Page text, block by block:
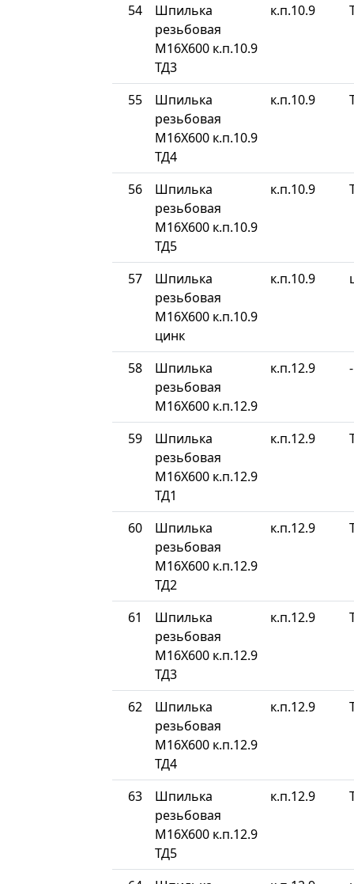
54
Шпилька
резьбовая
М16Х600 к.п.10.9
ТД3
к.п.10.9
55
Шпилька
резьбовая
М16Х600 к.п.10.9
ТД4
к.п.10.9
56
Шпилька
резьбовая
М16Х600 к.п.10.9
ТД5
к.п.10.9
57
Шпилька
резьбовая
М16Х600 к.п.10.9
цинк
к.п.10.9
58
Шпилька
резьбовая
М16Х600 к.п.12.9
к.п.12.9 -
59
Шпилька
резьбовая
М16Х600 к.п.12.9
ТД1
к.п.12.9
60
Шпилька
резьбовая
М16Х600 к.п.12.9
ТД2
к.п.12.9
61
Шпилька
резьбовая
М16Х600 к.п.12.9
ТД3
к.п.12.9
62
Шпилька
резьбовая
М16Х600 к.п.12.9
ТД4
к.п.12.9
63
Шпилька
резьбовая
М16Х600 к.п.12.9
ТД5
к.п.12.9